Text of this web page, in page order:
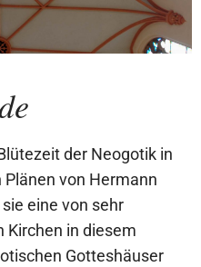
der Neogotik in
von Hermann
eine von sehr
in diesem
Gotteshäuser